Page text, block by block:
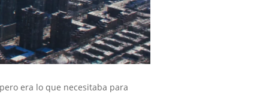
era lo que necesitaba para